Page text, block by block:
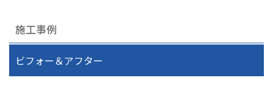
施工事例
ビフォー＆アフター